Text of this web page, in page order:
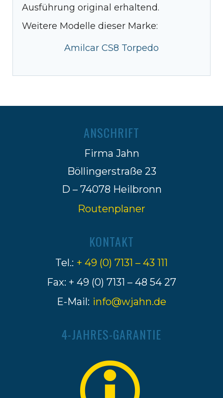
Ausführung original erhaltend.
Weitere Modelle dieser Marke:
Amilcar CS8 Torpedo
ANSCHRIFT
Firma Jahn
Böllingerstraße 23
D – 74078 Heilbronn
Routenplaner
KONTAKT
Tel.: + 49 (0) 7131 – 43 111
Fax: + 49 (0) 7131 – 48 54 27
E-Mail: info@wjahn.de
4-JAHRES-GARANTIE